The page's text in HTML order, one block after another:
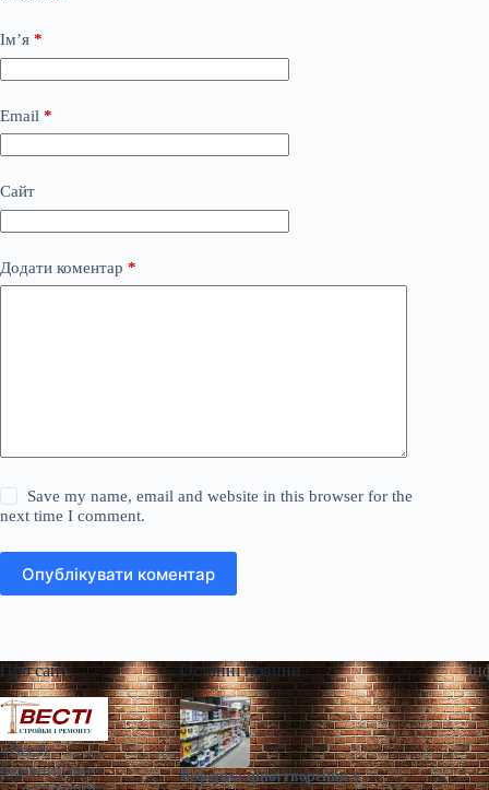
Ім’я *
Email *
Сайт
Додати коментар *
Save my name, email and website in this browser for the
next time I comment.
Опублікувати коментар
Про сайт
«Весті
будівництва»
Останні новини
Реформа ціноутворення у